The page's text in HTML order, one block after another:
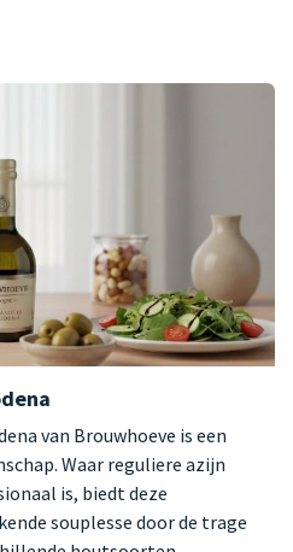
van Brouwhoeve is een
Waar reguliere azijn
is, biedt deze
souplesse door de trage